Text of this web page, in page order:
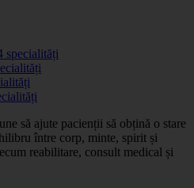
specialități
să ajute pacienții să obțină o stare
între corp, minte, spirit și
reabilitare, consult medical și